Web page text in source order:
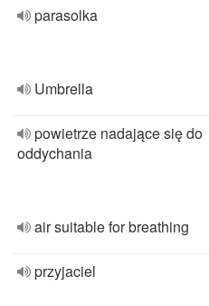
parasolka
Umbrella
powietrze nadające się do
oddychania
air suitable for breathing
przyjaciel